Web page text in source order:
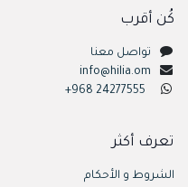
كُن أقرب
تواصل معنا
info@hilia.om
+968 24277555
تعرف أكثر
الشروط و الأحكام